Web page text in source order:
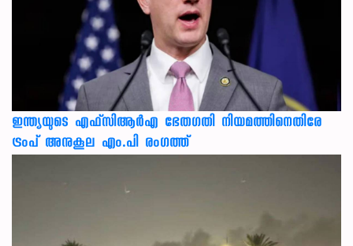
ഇന്ത്യയുടെ എഫ്‌സിആര്‍എ ഭേതഗതി നിയമത്തിനെതിരേ
ട്രംപ് അനുകൂല എം.പി രംഗത്ത്